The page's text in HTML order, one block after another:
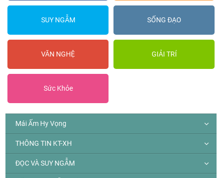
SUY NGẪM SỐNG ĐẠO
VĂN NGHỆ GIẢI TRÍ
Sức Khỏe
Mái Ấm Hy Vọng
THÔNG TIN KT-XH
ĐỌC VÀ SUY NGẪM